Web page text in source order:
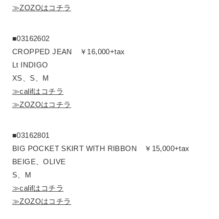
≫ZOZOはコチラ
■03162602
CROPPED JEAN ￥16,000+tax
Lt INDIGO
XS、S、M
≫califはコチラ
≫ZOZOはコチラ
■03162801
BIG POCKET SKIRT WITH RIBBON ￥15,000+tax
BEIGE、OLIVE
S、M
≫califはコチラ
≫ZOZOはコチラ